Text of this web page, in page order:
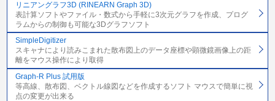
リニアングラフ3D (RINEARN Graph 3D)
表計算ソフトやファイル・数式から手軽に3次元グラフを作成、プログ
ラムからの制御も可能な3Dグラフソフト
SimpleDigitizer
スキャナにより読みこまれた散布図上のデータ座標や顕微鏡画像上の距
離をマウス操作により取得
Graph-R Plus 試用版
等高線、散布図、ベクトル線図などを作成するソフト マウスで簡単に視
点の変更が出来る